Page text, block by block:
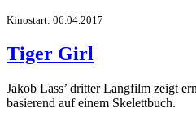
Kinostart: 06.04.2017
Tiger Girl
Jakob Lass’ dritter Langfilm zeigt
basierend auf einem Skelettbuch.